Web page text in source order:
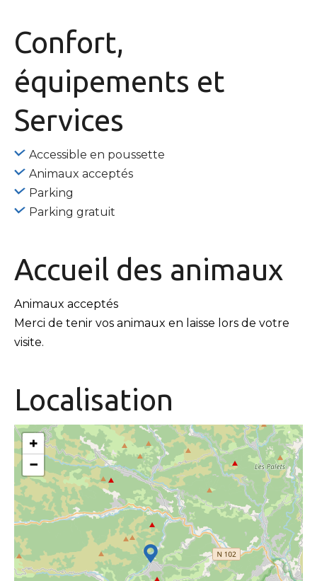
Confort,
équipements et
Services
Accessible en poussette
Animaux acceptés
Parking
Parking gratuit
Accueil des animaux
Animaux acceptés
Merci de tenir vos animaux en laisse lors de votre
visite.
Localisation
+
−